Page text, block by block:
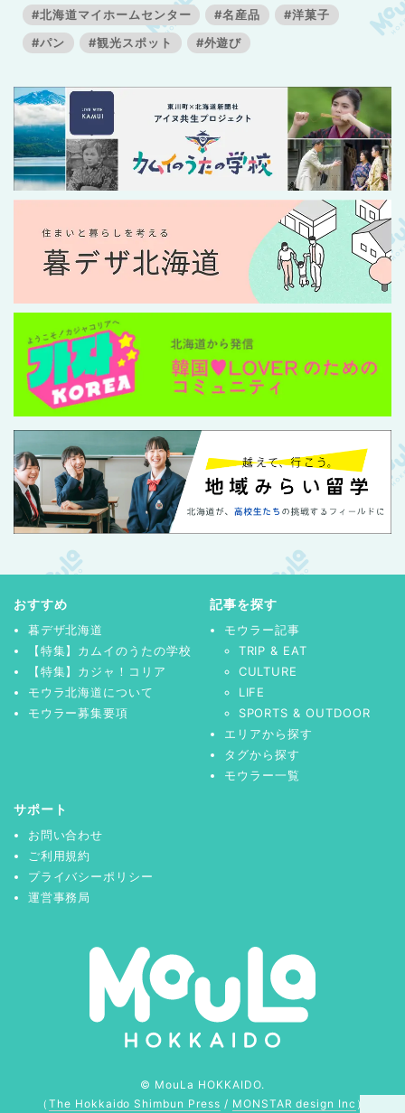
#北海道マイホームセンター
#名産品
#洋菓子
#パン
#観光スポット #外遊び
おすすめ
暮デザ北海道
【特集】カムイのうたの学校
【特集】カジャ！コリア
モウラ北海道について
モウラー募集要項
記事を探す
モウラー記事
TRIP & EAT
CULTURE
LIFE
SPORTS & OUTDOOR
エリアから探す
タグから探す
モウラー一覧
サポート
お問い合わせ
ご利用規約
プライバシーポリシー
運営事務局
© MouLa HOKKAIDO.
（ The Hokkaido Shimbun Press / MONSTAR design Inc ）